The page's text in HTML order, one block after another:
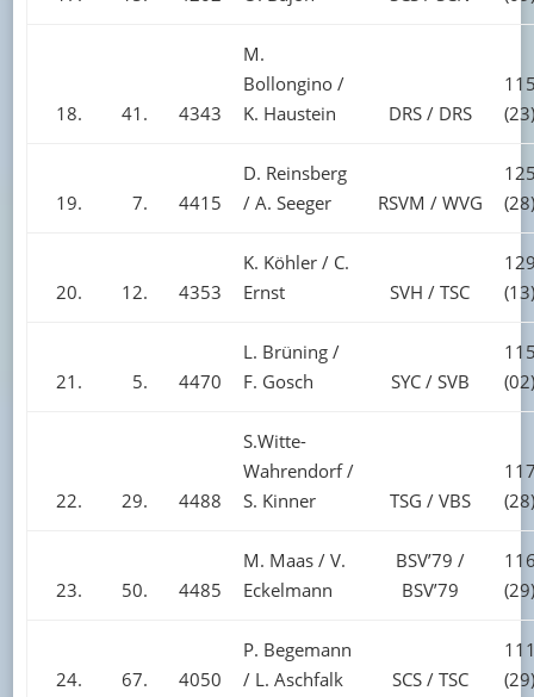
18. 41. 4343
M.
Bollongino /
K. Haustein
DRS / DRS
(23)
19. 7. 4415
D. Reinsberg
/ A. Seeger
RSVM / WVG
(28)
20. 12. 4353
K. Köhler / C.
Ernst
SVH / TSC
(13)
21. 5. 4470
L. Brüning /
F. Gosch
SYC / SVB
(02)
22. 29. 4488
S.Witte-
Wahrendorf /
S. Kinner
TSG / VBS
(28)
23. 50. 4485
M. Maas / V.
Eckelmann
BSV’79 /
BSV’79
(29)
24. 67. 4050
P. Begemann
/ L. Aschfalk
SCS / TSC
(29)